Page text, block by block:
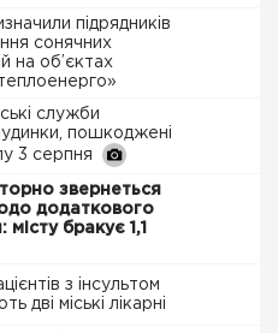
підрядників
сонячних
на об’єктах
служби
пошкоджені
3 серпня
звернеться
додаткового
бракує 1,1
з інсультом
дві міські лікарні